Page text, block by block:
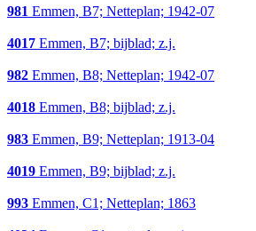
981 Emmen, B7; Netteplan; 1942-07
4017 Emmen, B7; bijblad; z.j.
982 Emmen, B8; Netteplan; 1942-07
4018 Emmen, B8; bijblad; z.j.
983 Emmen, B9; Netteplan; 1913-04
4019 Emmen, B9; bijblad; z.j.
993 Emmen, C1; Netteplan; 1863